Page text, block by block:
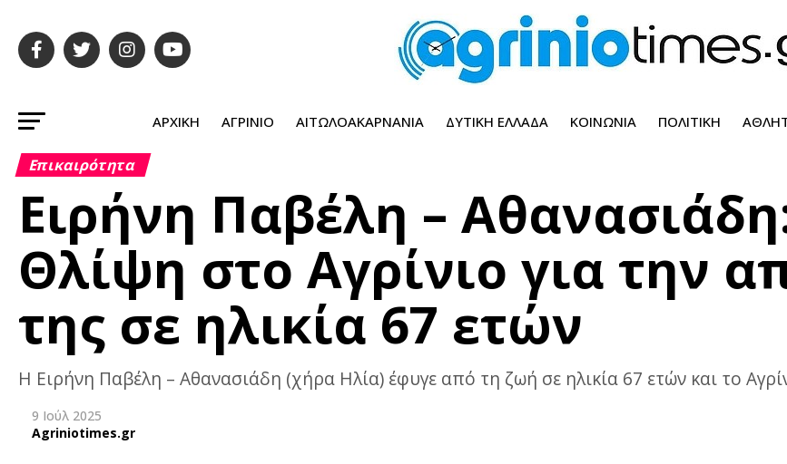
ΑΡΧΙΚΉ ΑΓΡΊΝΙΟ ΑΙΤΩΛΟΑΚΑΡΝΑΝΊΑ ΔΥΤΙΚΉ ΕΛΛΆΔΑ ΚΟΙΝΩΝΊΑ ΠΟΛΙΤΙΚΉ
Επικαιρότητα
Ειρήνη Παβέλη –
Θλίψη στο Αγρίνιο για την
της σε ηλικία 67 ετών
Η Ειρήνη Παβέλη – Αθανασιάδη (χήρα Ηλία) έφυγε από τη ζωή σε ηλικία 67 ετών και το
9 Ιούλ 2025
Agriniotimes.gr